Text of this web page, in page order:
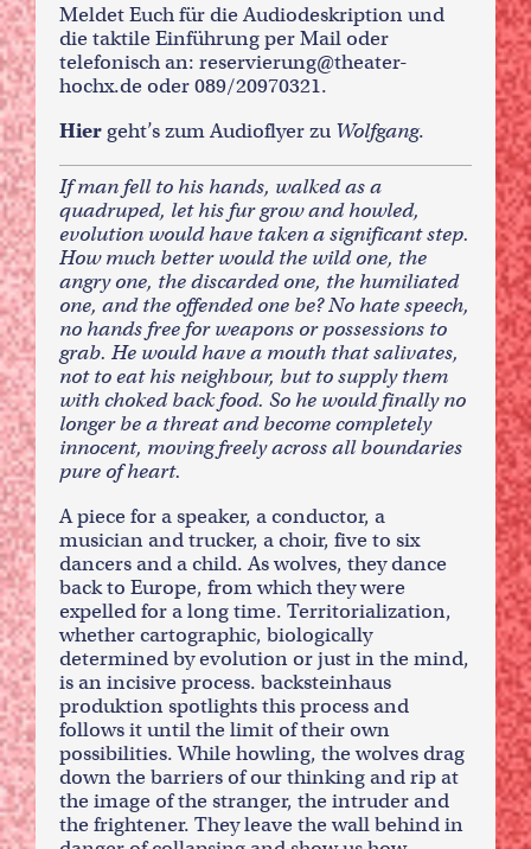
Meldet Euch für die Audiodeskription und
die taktile Einführung per Mail oder
telefonisch an: reservierung@theater-
hochx.de oder 089/20970321.
Hier geht’s zum Audioflyer zu Wolfgang.
If man fell to his hands, walked as a
quadruped, let his fur grow and howled,
evolution would have taken a significant step.
How much better would the wild one, the
angry one, the discarded one, the humiliated
one, and the offended one be? No hate speech,
no hands free for weapons or possessions to
grab. He would have a mouth that salivates,
not to eat his neighbour, but to supply them
with choked back food. So he would finally no
longer be a threat and become completely
innocent, moving freely across all boundaries
pure of heart.
A piece for a speaker, a conductor, a
musician and trucker, a choir, five to six
dancers and a child. As wolves, they dance
back to Europe, from which they were
expelled for a long time. Territorialization,
whether cartographic, biologically
determined by evolution or just in the mind,
is an incisive process. backsteinhaus
produktion spotlights this process and
follows it until the limit of their own
possibilities. While howling, the wolves drag
down the barriers of our thinking and rip at
the image of the stranger, the intruder and
the frightener. They leave the wall behind in